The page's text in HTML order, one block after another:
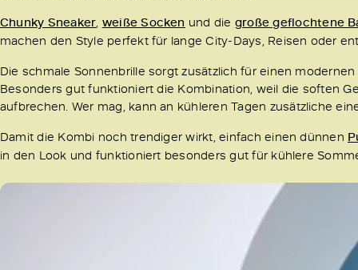
Chunky Sneaker weiße Socken und die große geflochtene
machen den Style perfekt für lange City-Days, Reisen oder
Die schmale Sonnenbrille sorgt zusätzlich für einen
Besonders gut funktioniert die Kombination, weil die soften
aufbrechen. Wer mag, kann an kühleren Tagen zusätzliche
Damit die Kombi noch trendiger wirkt, einfach einen dünnen
in den Look und funktioniert besonders gut für kühlere